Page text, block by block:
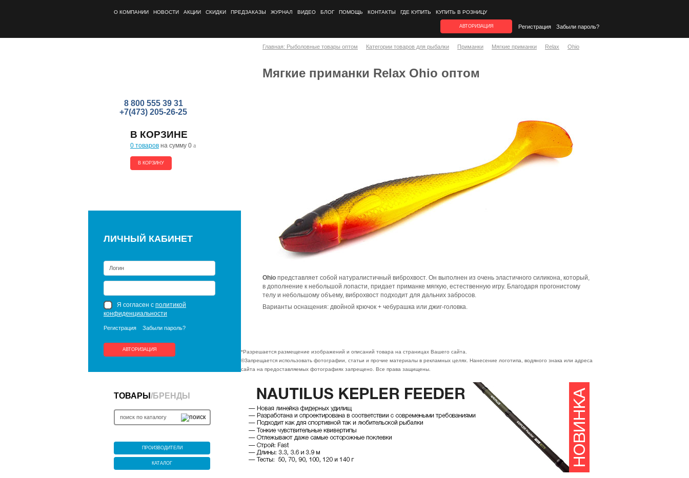
О КОМПАНИИ НОВОСТИ АКЦИИ СКИДКИ ПРЕДЗАКАЗЫ ЖУРНАЛ ВИДЕО БЛОГ ПОМОЩЬ КОНТАКТЫ ГДЕ КУПИТЬ КУПИТЬ В РОЗНИЦУ
АВТОРИЗАЦИЯ Регистрация Забыли пароль?
8 800 555 39 31
+7(473) 205-26-25
В КОРЗИНЕ
0 товаров на сумму 0 a
В КОРЗИНУ
ЛИЧНЫЙ КАБИНЕТ
Я согласен с политикой
конфиденциальности
Регистрация Забыли пароль?
АВТОРИЗАЦИЯ
ТОВАРЫ /БРЕНДЫ
ПРОИЗВОДИТЕЛИ
КАТАЛОГ
Главная: Рыболовные товары оптом Категории товаров для рыбалки Приманки Мягкие приманки Relax Ohio
Мягкие приманки Relax Ohio оптом
Ohio представляет собой натуралистичный виброхвост. Он выполнен из очень эластичного силикона, который,
в дополнение к небольшой лопасти, придает приманке мягкую, естественную игру. Благодаря прогонистому
телу и небольшому объему, виброхвост подходит для дальних забросов.
Варианты оснащения: двойной крючок + чебурашка или джиг-головка.
*Разрешается размещение изображений и описаний товара на страницах Вашего сайта.
©Запрещается использовать фотографии, статьи и прочие материалы в рекламных целях. Нанесение логотипа, водяного знака или адреса
сайта на предоставляемых фотографиях запрещено. Все права защищены.